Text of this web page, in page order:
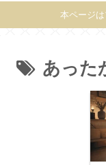
本ページは
あった